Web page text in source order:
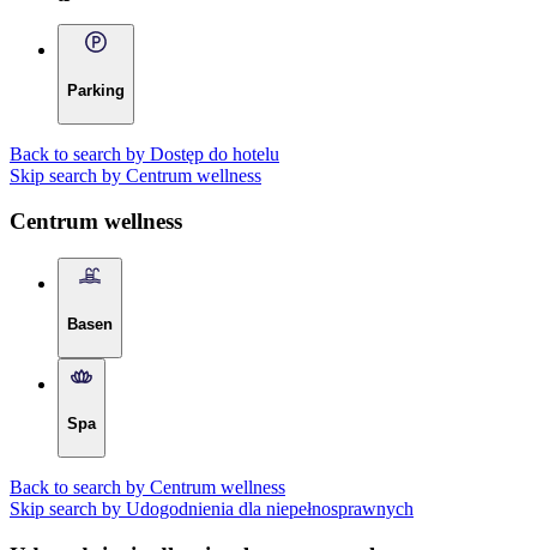
Parking
Back to search by Dostęp do hotelu
Skip search by Centrum wellness
Centrum wellness
Basen
Spa
Back to search by Centrum wellness
Skip search by Udogodnienia dla niepełnosprawnych